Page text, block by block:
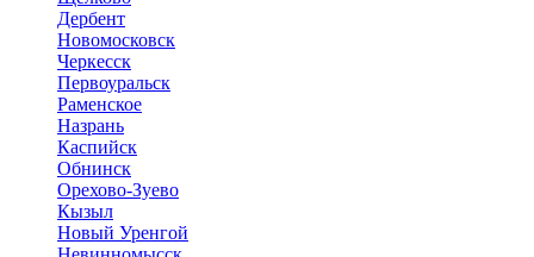
Дербент
Новомосковск
Черкесск
Первоуральск
Раменское
Назрань
Каспийск
Обнинск
Орехово-Зуево
Кызыл
Новый Уренгой